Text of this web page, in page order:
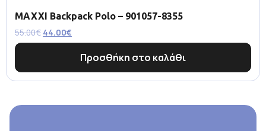
MAXXI Backpack Polo – 901057-8355
55.00€ 44.00€
Προσθήκη στο καλάθι